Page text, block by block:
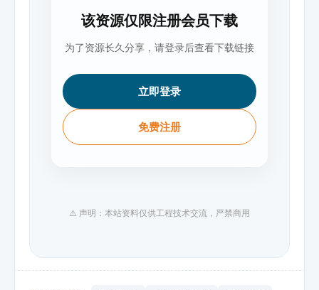
该资源仅限注册会员下载
为了资源长久分享，请登录后查看下载链接
立即登录
免费注册
⚠️ 声明：本站资料仅供工程技术交流，严禁商用